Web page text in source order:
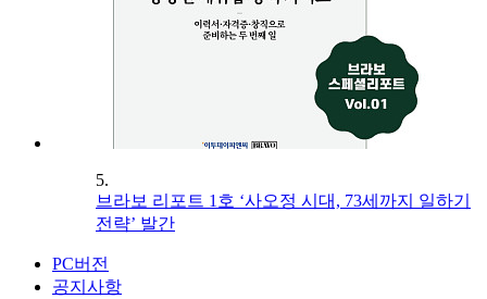
5.
브라보 리포트 1호 ‘사오정 시대, 73세까지 일하기
전략’ 발간
PC버전
공지사항